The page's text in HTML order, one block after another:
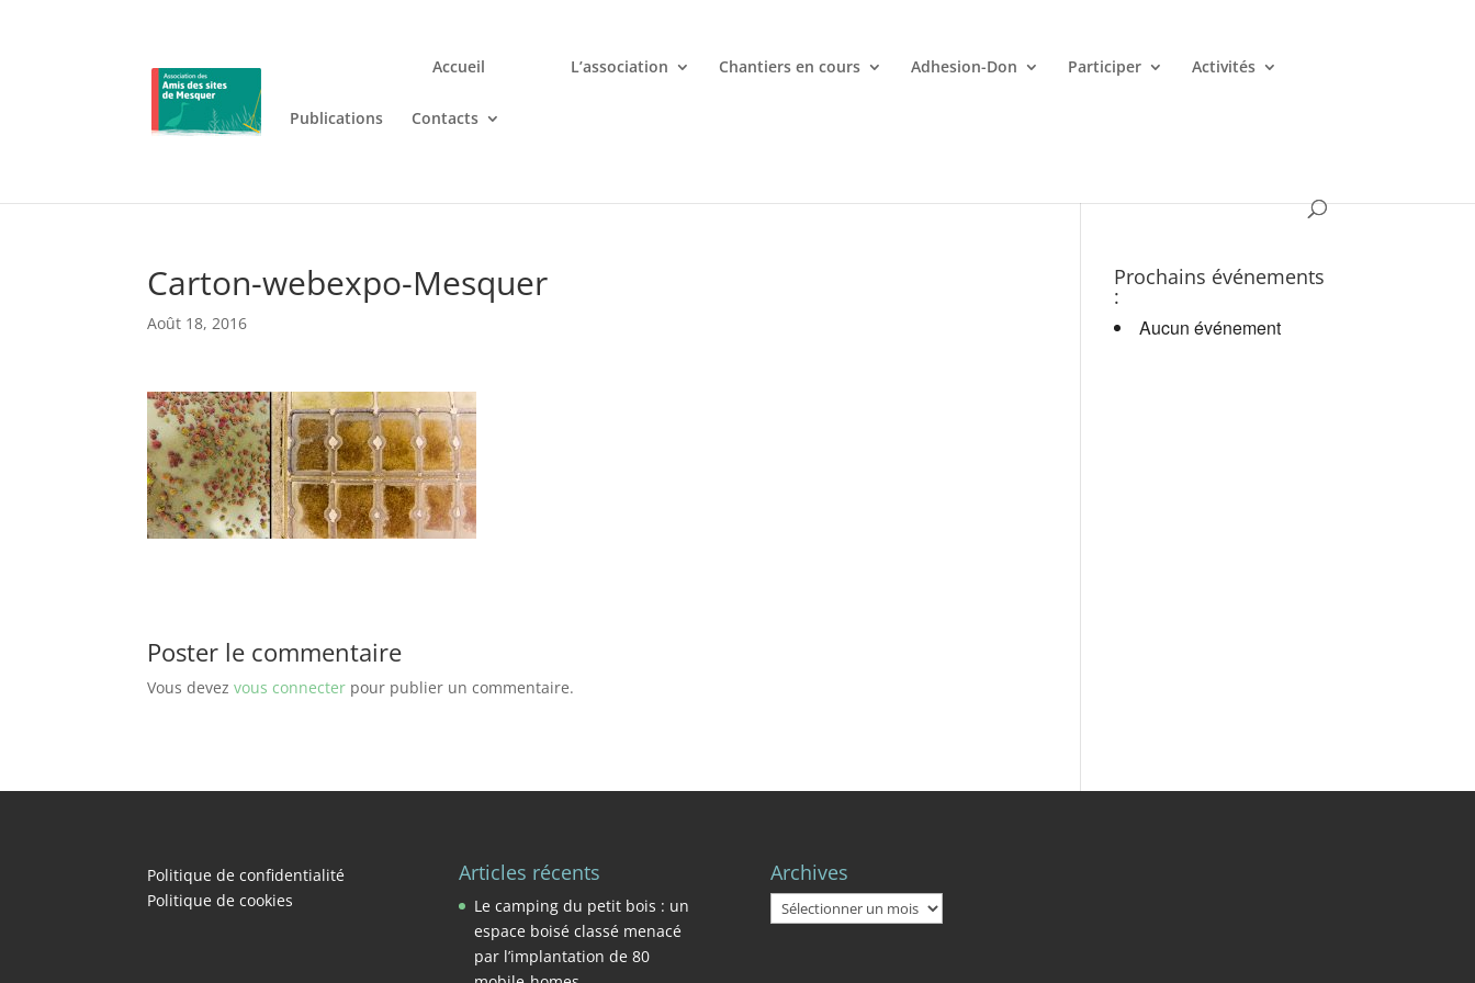
Accueil L’association Chantiers en cours Adhesion-Don Participer Activités
Publications Contacts
Jouez n’importe où et n’importe quand avec votre smartphone chez
Carton-webexpo-Mesquer
Août 18, 2016
Poster le commentaire
Vous devezvous connecter pour publier un commentaire.
Prochains événements
:
Aucun événement
Politique de confidentialité
Politique de cookies
Articles récents
Le camping du petit bois : un
espace boisé classé menacé
par l’implantation de 80
Archives
Archives